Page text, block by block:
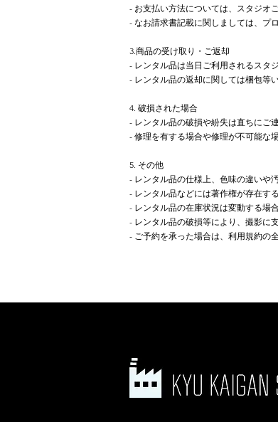
- お支払い方法については、スタジオ
- なお請求書記載に関しましては、プ
3.商品の受け取り・ご返却
- レンタル品は当日ご利用されるスタ
- レンタル品の返却に関しては梱包等
4. 破損された場合
- レンタル品の破損や紛失は直ちにご
- 修理を有する場合や修理が不可能な
5. その他
- レンタル品の仕様上、色味の違いや
- レンタル品などには著作権が存在す
- レンタル品の在庫状況は変動する場
- レンタル品の破損等により、撮影に
- ご予約を承った場合は、利用規約の